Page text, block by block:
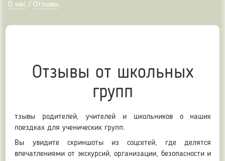
О нас / Отзывы
Отзывы от школьных
групп
тзывы родителей, учителей и школьников о наших
поездках для ученических групп.
Вы увидите скриншоты из соцсетей, где делятся
впечатлениями от экскурсий, организации, безопасности и